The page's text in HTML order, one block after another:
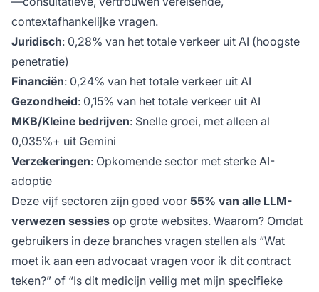
contextafhankelijke vragen.
Juridisch: 0,28% van het totale verkeer uit AI (hoogste
penetratie)
Financiën: 0,24% van het totale verkeer uit AI
Gezondheid: 0,15% van het totale verkeer uit AI
MKB/Kleine bedrijven: Snelle groei, met alleen al
0,035%+ uit Gemini
Verzekeringen: Opkomende sector met sterke AI-
adoptie
Deze vijf sectoren zijn goed voor 55% van alle LLM-
verwezen sessies op grote websites. Waarom? Omdat
gebruikers in deze branches vragen stellen als “Wat
moet ik aan een advocaat vragen voor ik dit contract
teken?” of “Is dit medicijn veilig met mijn specifieke